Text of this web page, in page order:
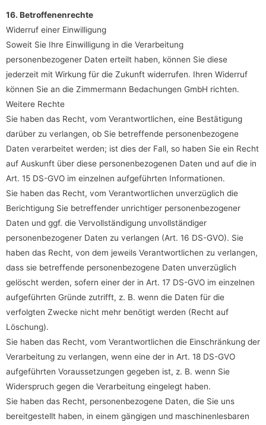
16. Betroffenenrechte
Widerruf einer Einwilligung
Soweit Sie Ihre Einwilligung in die Verarbeitung
personenbezogener Daten erteilt haben, können Sie diese
jederzeit mit Wirkung für die Zukunft widerrufen. Ihren Widerruf
können Sie an die Zimmermann Bedachungen GmbH richten.
Weitere Rechte
Sie haben das Recht, vom Verantwortlichen, eine Bestätigung
darüber zu verlangen, ob Sie betreffende personenbezogene
Daten verarbeitet werden; ist dies der Fall, so haben Sie ein Recht
auf Auskunft über diese personenbezogenen Daten und auf die in
Art. 15 DS-GVO im einzelnen aufgeführten Informationen.
Sie haben das Recht, vom Verantwortlichen unverzüglich die
Berichtigung Sie betreffender unrichtiger personenbezogener
Daten und ggf. die Vervollständigung unvollständiger
personenbezogener Daten zu verlangen (Art. 16 DS-GVO). Sie
haben das Recht, von dem jeweils Verantwortlichen zu verlangen,
dass sie betreffende personenbezogene Daten unverzüglich
gelöscht werden, sofern einer der in Art. 17 DS-GVO im einzelnen
aufgeführten Gründe zutrifft, z. B. wenn die Daten für die
verfolgten Zwecke nicht mehr benötigt werden (Recht auf
Löschung).
Sie haben das Recht, vom Verantwortlichen die Einschränkung der
Verarbeitung zu verlangen, wenn eine der in Art. 18 DS-GVO
aufgeführten Voraussetzungen gegeben ist, z. B. wenn Sie
Widerspruch gegen die Verarbeitung eingelegt haben.
Sie haben das Recht, personenbezogene Daten, die Sie uns
bereitgestellt haben, in einem gängigen und maschinenlesbaren